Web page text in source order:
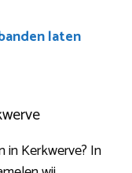
laten
in Kerkwerve? In